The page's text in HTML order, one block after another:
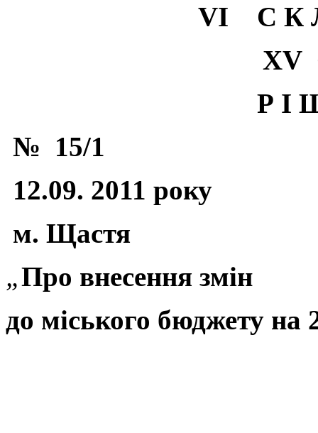
VI С К
ХV
Р І
№ 15/1
12.09. 2011 року
м. Щастя
„Про внесення змін
до міського бюджету на